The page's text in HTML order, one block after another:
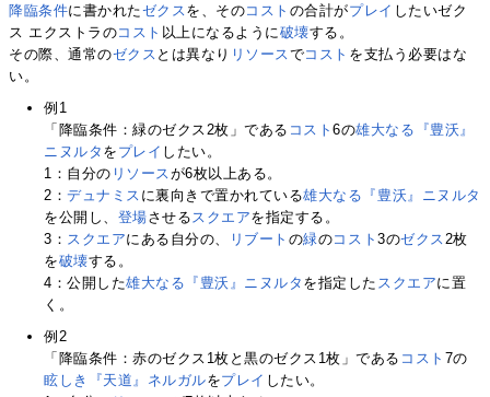
降臨条件に書かれたゼクス を、そのコスト の合計がプレイ したいゼク
ス エクストラのコスト 以上になるように破壊する。
その際、通常のゼクス とは異なり リソース でコスト を支払う必要はな
い。
例1
「降臨条件：緑のゼクス2枚」である コスト6の雄大なる『豊沃』
ニヌルタ を プレイ したい。
1：自分の リソース が6枚以上ある。
2：デュナミス に裏向きで置かれている雄大なる『豊沃』ニヌルタ
を公開し、 登場させる スクエアを指定する。
3： スクエアにある自分の、 リブート の緑のコスト3のゼクス 2枚
を破壊する。
4：公開した雄大なる『豊沃』ニヌルタ を指定した スクエアに置
く。
例2
「降臨条件：赤のゼクス1枚と黒のゼクス1枚」である コスト 7の
眩しき『天道』ネルガルをプレイ したい。